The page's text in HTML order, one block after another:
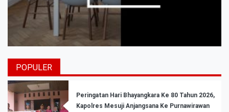
POPULER
Peringatan Hari Bhayangkara Ke 80 Tahun 2026,
Kapolres Mesuji Anjangsana Ke Purnawirawan